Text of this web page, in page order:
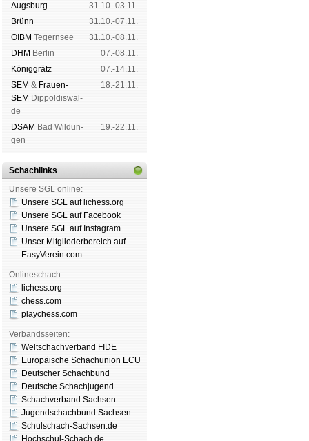
Augs­burg
31.10.-03.11.
Brünn
31.10.-07.11.
OIBM Tegern­see
31.10.-08.11.
DHM Ber­lin
07.-08.11.
König­grätz
07.-14.11.
SEM & Frauen-
SEM Dip­pol­dis­wal­
de
18.-21.11.
DSAM Bad Wil­dun­
gen
19.-22.11.
Schachlinks
Unsere SGL online:
Unsere SGL auf li­chess.org
Unsere SGL auf Face­book
Unsere SGL auf Insta­gram
Unser Mitgliederbereich auf
EasyVerein.com
Onlineschach:
lichess.org
chess.com
playchess.com
Verbandsseiten:
Weltschachverband FIDE
Europäische Schachunion ECU
Deutscher Schachbund
Deutsche Schachjugend
Schachverband Sachsen
Jugendschachbund Sachsen
Schulschach-Sachsen.de
Hochschul-Schach.de